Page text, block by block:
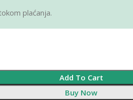
plaćanja.
Add To Cart
Buy Now